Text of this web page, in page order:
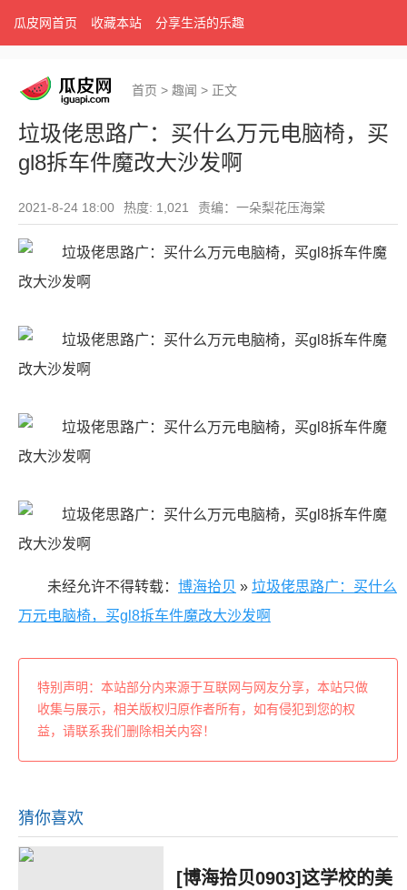
瓜皮网首页 收藏本站 分享生活的乐趣
首页 > 趣闻 > 正文
垃圾佬思路广：买什么万元电脑椅，买
gl8拆车件魔改大沙发啊
2021-8-24 18:00 热度: 1,021 责编：一朵梨花压海棠
未经允许不得转载： 博海拾贝 » 垃圾佬思路广：买什么
万元电脑椅，买gl8拆车件魔改大沙发啊
特别声明：本站部分内来源于互联网与网友分享，本站只做
收集与展示，相关版权归原作者所有，如有侵犯到您的权
益，请联系我们删除相关内容！
猜你喜欢
[博海拾贝0903]这学校的美